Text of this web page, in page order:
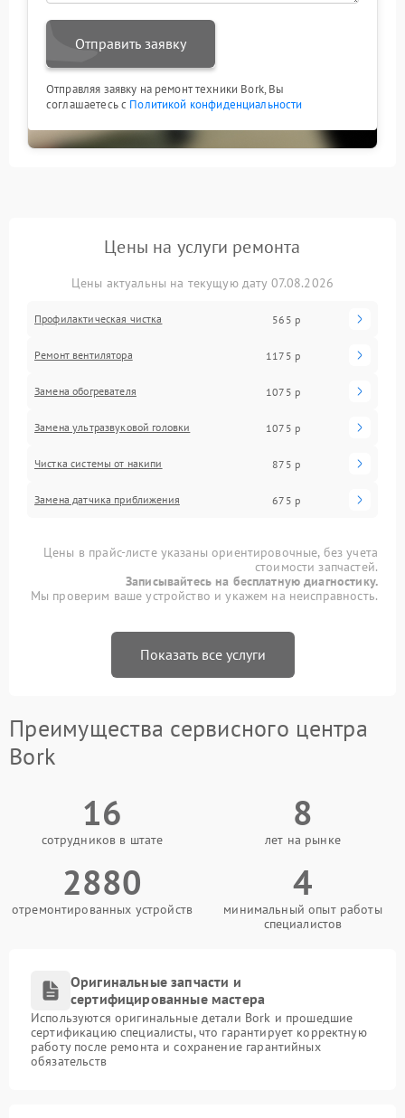
Отправить заявку
Отправляя заявку на ремонт техники Bork, Вы
соглашаетесь с Политикой конфиденциальности
Цены на услуги ремонта
Цены актуальны на текущую дату 07.08.2026
Профилактическая чистка 565 р
Ремонт вентилятора 1175 р
Замена обогревателя 1075 р
Замена ультразвуковой головки 1075 р
Чистка системы от накипи 875 р
Замена датчика приближения 675 р
Цены в прайс-листе указаны ориентировочные, без учета
стоимости запчастей.
Записывайтесь на бесплатную диагностику.
Мы проверим ваше устройство и укажем на неисправность.
Показать все услуги
Преимущества сервисного центра
Bork
16
сотрудников в штате
8
лет на рынке
2880
отремонтированных устройств
4
минимальный опыт работы
специалистов
Оригинальные запчасти и
сертифицированные мастера
Используются оригинальные детали Bork и прошедшие
сертификацию специалисты, что гарантирует корректную
работу после ремонта и сохранение гарантийных
обязательств